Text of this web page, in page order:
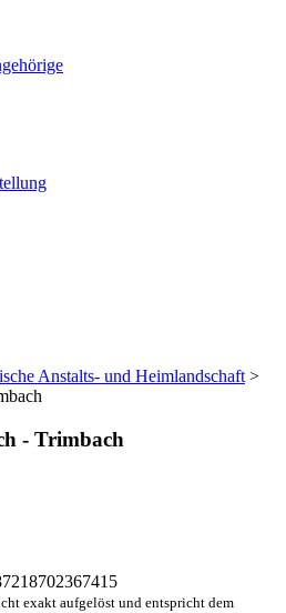
Anstalts- und Heimlandschaft >
- Trimbach
exakt aufgelöst und entspricht dem